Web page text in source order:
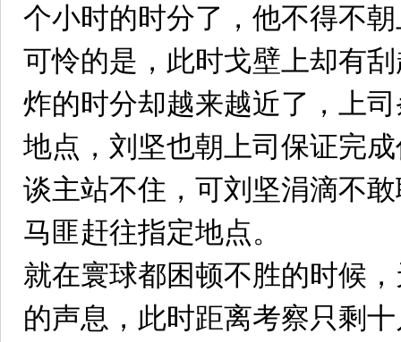
个小时的时分了，他不得不
可怜的是，此时戈壁上却有
炸的时分却越来越近了，上
地点，刘坚也朝上司保证完
谈主站不住，可刘坚涓滴不
马匪赶往指定地点。
就在寰球都困顿不胜的时候
的声息，此时距离考察只剩